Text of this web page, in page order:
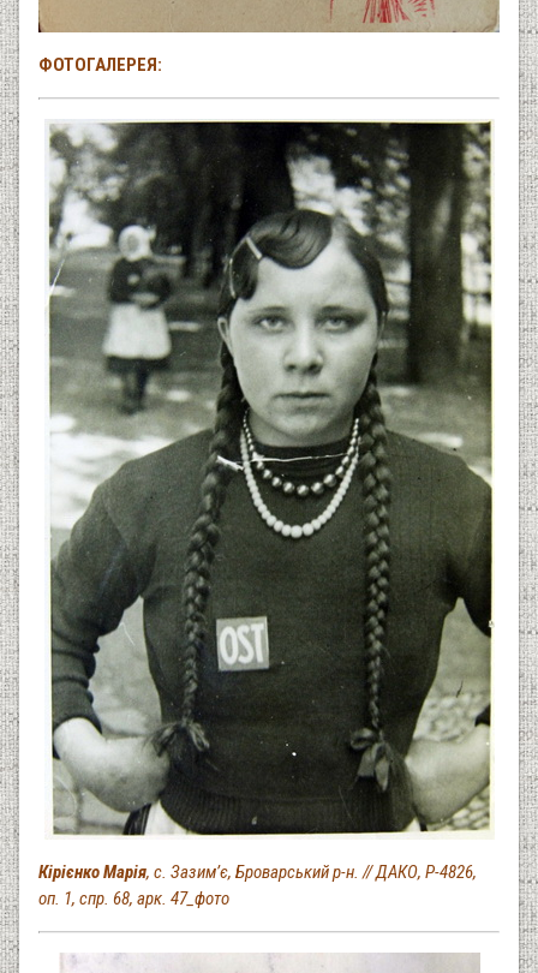
ФОТОГАЛЕРЕЯ:
Кірієнко Марія, с. Зазим’є, Броварський р-н. // ДАКО, Р-4826,
оп. 1, спр. 68, арк. 47_фото